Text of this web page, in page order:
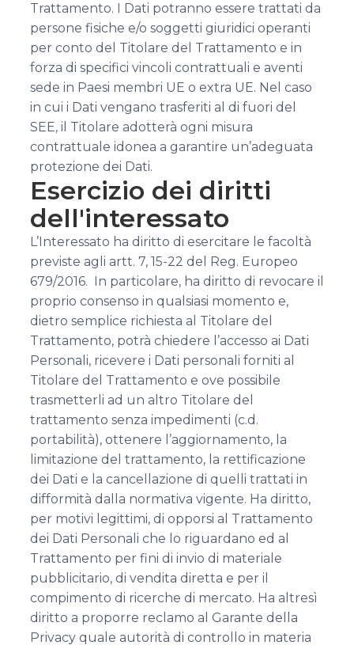
Trattamento. I Dati potranno essere trattati da
persone fisiche e/o soggetti giuridici operanti
per conto del Titolare del Trattamento e in
forza di specifici vincoli contrattuali e aventi
sede in Paesi membri UE o extra UE. Nel caso
in cui i Dati vengano trasferiti al di fuori del
SEE, il Titolare adotterà ogni misura
contrattuale idonea a garantire un’adeguata
protezione dei Dati.
Esercizio dei diritti
dell'interessato
L’Interessato ha diritto di esercitare le facoltà
previste agli artt. 7, 15-22 del Reg. Europeo
679/2016. In particolare, ha diritto di revocare il
proprio consenso in qualsiasi momento e,
dietro semplice richiesta al Titolare del
Trattamento, potrà chiedere l’accesso ai Dati
Personali, ricevere i Dati personali forniti al
Titolare del Trattamento e ove possibile
trasmetterli ad un altro Titolare del
trattamento senza impedimenti (c.d.
portabilità), ottenere l’aggiornamento, la
limitazione del trattamento, la rettificazione
dei Dati e la cancellazione di quelli trattati in
difformità dalla normativa vigente. Ha diritto,
per motivi legittimi, di opporsi al Trattamento
dei Dati Personali che lo riguardano ed al
Trattamento per fini di invio di materiale
pubblicitario, di vendita diretta e per il
compimento di ricerche di mercato. Ha altresì
diritto a proporre reclamo al Garante della
Privacy quale autorità di controllo in materia